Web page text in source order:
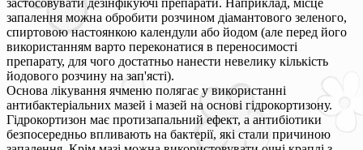
запалення можна обробити розчином діамантового зеленого,
спиртовою настоянкою календули або йодом (але перед його
використанням варто переконатися в переносимості
препарату, для чого достатньо нанести невелику кількість
йодового розчину на зап'ясті).
Основа лікування ячменю полягає у використанні
антибактеріальних мазей і мазей на основі гідрокортизону.
Гідрокортизон має протизапальний ефект, а антибіотики
безпосередньо впливають на бактерії, які стали причиною